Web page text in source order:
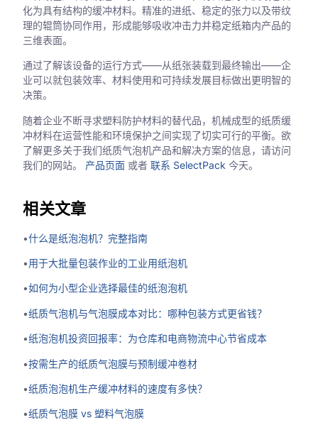
化为具有结构的缓冲材料。精准的进纸、稳定的张力以及带纹
理的辊筒协同作用，形成能够吸收冲击力并稳定纸箱内产品的
三维表面。
通过了解该设备的运行方式——从纸张装载到最终输出——企
业可以就包装效率、材料使用和可持续发展目标做出更明智的
决策。
随着企业不断寻求塑料防护材料的替代品，机械成型的纸质缓
冲材料在运营性能和环境保护之间实现了切实可行的平衡。欲
了解更多关于我们纸质气泡机产品和解决方案的信息，请访问
我们的网站。 产品页面 或者联系 SelectPack 今天。
相关文章
•什么是纸泡泡机？完整指南
•用于大批量包装作业的工业用纸泡机
•如何为小型企业选择最佳的纸泡泡机
•纸质气泡机与气泡膜成本对比：哪种包装方式更省钱？
•纸泡泡机投资回报率：为仓库和电商物流中心节省成本
•按需生产的纸质气泡膜与预制缓冲卷材
•纸质泡泡机生产缓冲材料的速度有多快？
•纸质气泡膜 vs 塑料气泡膜